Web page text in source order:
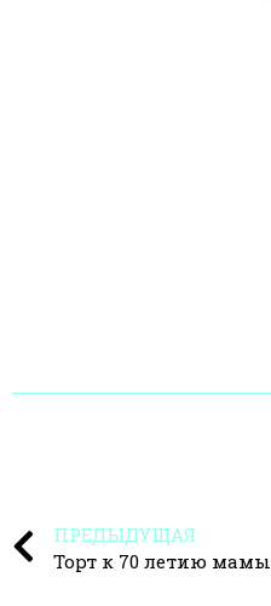
ПРЕДЫДУЩАЯ
Торт к 70 летию мамы